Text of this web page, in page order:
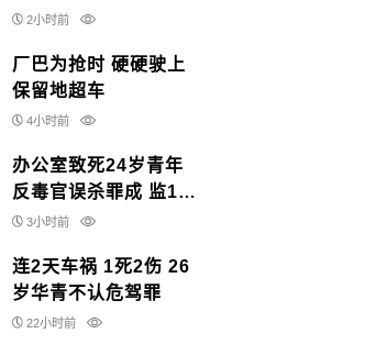
2小时前
厂巴为抢时 硬硬驶上
保留地超车
4小时前
办公室致死24岁青年
反毒官误杀罪成 监10
年3小时前
连2天车祸 1死2伤 26
岁华青不认危驾罪
22小时前